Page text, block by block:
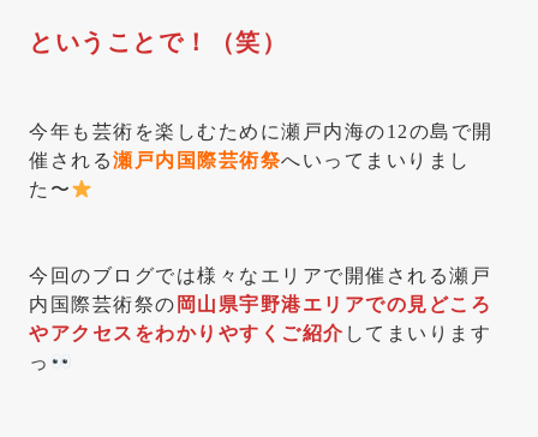
ということで！（笑）
今年も芸術を楽しむために瀬戸内海の12の島で開
催される瀬戸内国際芸術祭へいってまいりまし
た〜
今回のブログでは様々なエリアで開催される瀬戸
内国際芸術祭の 岡山県宇野港エリアでの見どころ
やアクセスをわかりやすくご紹介 してまいります
っ